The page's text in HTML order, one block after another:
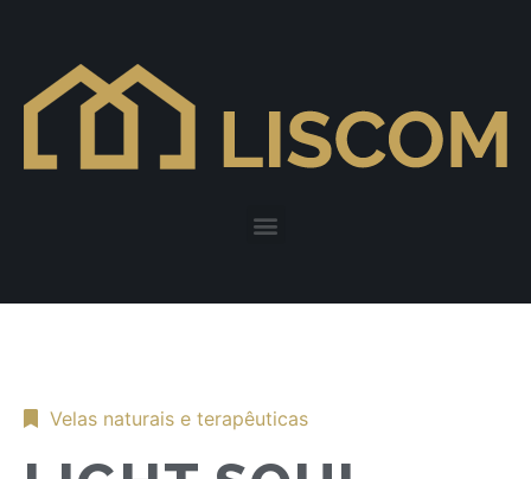
Velas naturais e terapêuticas